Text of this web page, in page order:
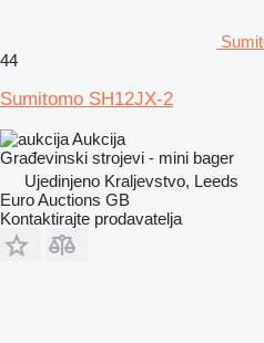
44
Sumitomo SH12JX-2
Aukcija
Građevinski strojevi - mini bager
Ujedinjeno Kraljevstvo, Leeds
Euro Auctions GB
Kontaktirajte prodavatelja